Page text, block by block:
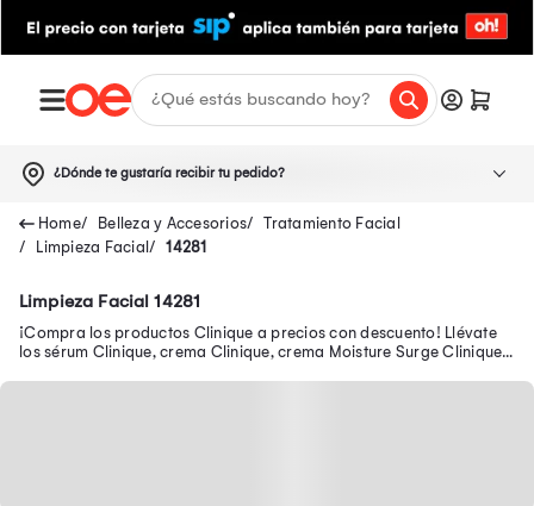
¿Dónde te gustaría recibir tu pedido?
Belleza y Accesorios
Tratamiento Facial
Limpieza Facial
14281
Limpieza Facial 14281
¡Compra los productos Clinique a precios con descuento! Llévate
los sérum Clinique, crema Clinique, crema Moisture Surge Clinique,